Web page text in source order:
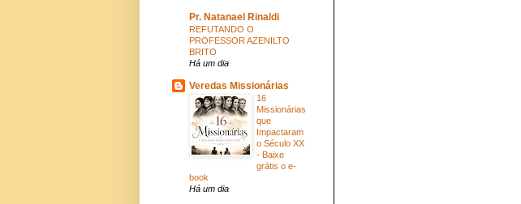
Pr. Natanael Rinaldi
REFUTANDO O
PROFESSOR AZENILTO
BRITO
Há um dia
Veredas Missionárias
16
Missionárias
que
Impactaram
o Século XX
- Baixe
grátis o e-
book
Há um dia